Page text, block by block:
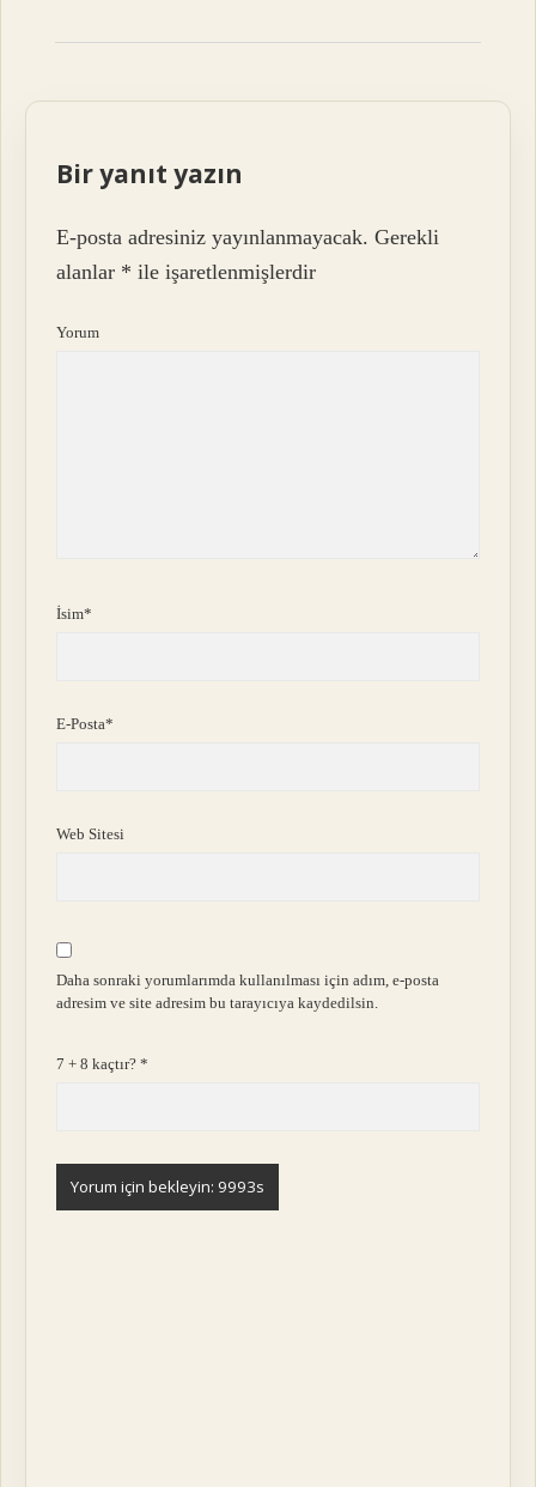
Bir yanıt yazın
E-posta adresiniz yayınlanmayacak. Gerekli
alanlar * ile işaretlenmişlerdir
Yorum
İsim*
E-Posta*
Web Sitesi
Daha sonraki yorumlarımda kullanılması için adım, e-posta
adresim ve site adresim bu tarayıcıya kaydedilsin.
7 + 8 kaçtır?*